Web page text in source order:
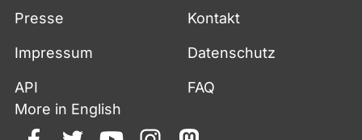
Presse Kontakt
Impressum Datenschutz
API
FAQ
More in English